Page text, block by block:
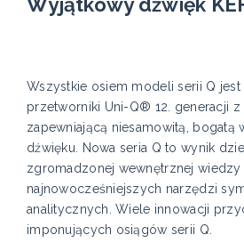
Wyjątkowy dźwięk
Wszystkie osiem modeli serii Q
przetworniki Uni-Q® 12. generacji z
zapewniającą niesamowitą, bogatą
dźwięku. Nowa seria Q to wynik
zgromadzonej wewnętrznej wiedzy
najnowocześniejszych narzędzi
analitycznych. Wiele innowacji
imponujących osiągów serii Q.